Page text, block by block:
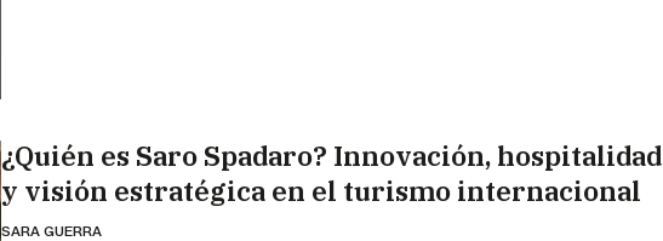
¿Quién es Saro Spadaro? Innovación, hospitalidad
y visión estratégica en el turismo internacional
SARA GUERRA